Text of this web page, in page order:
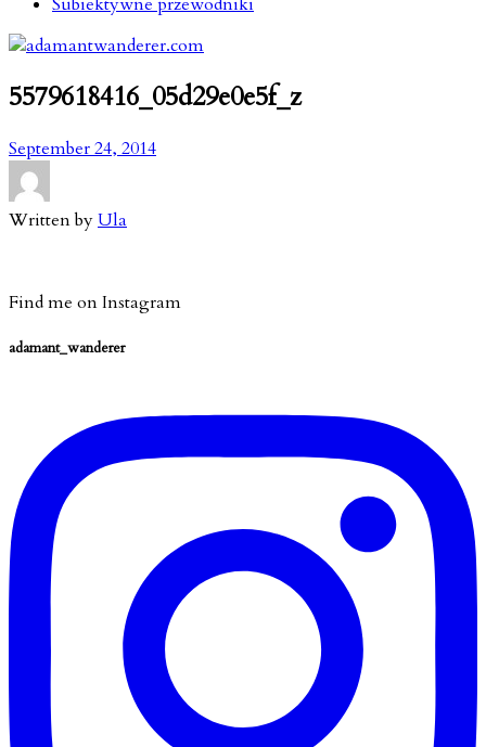
5579618416_05d29e0e5f_z
September 24, 2014
Written byUla
Find me on Instagram
adamant_wanderer